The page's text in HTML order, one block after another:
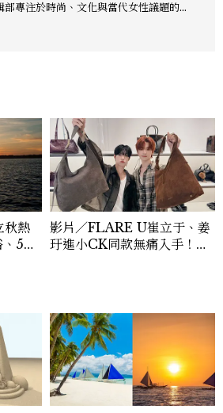
部專注於時尚、文化與當代女性議題的深
容。 《Marie Claire》始終以敏銳
角與編輯直覺，引領讀者探索女性多元面
與生活品味風格的無限可能。
秋熱
5大
影片／FLARE U崔立于、姜
玗進小CK同款無痛入手！身